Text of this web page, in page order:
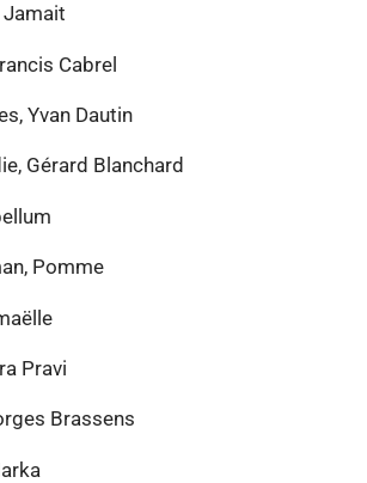
Jamait
Cabrel
Yvan Dautin
Gérard Blanchard
Pomme
Pravi
Brassens